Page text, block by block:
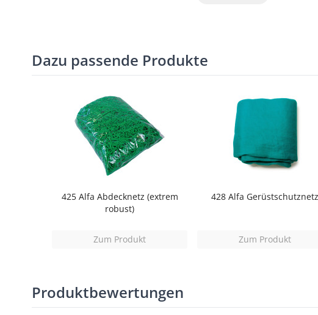
Dazu passende Produkte
425 Alfa Abdecknetz (extrem
robust)
Zum Produkt
428 Alfa Gerüstschutznetz
Zum Produkt
Produktbewertungen